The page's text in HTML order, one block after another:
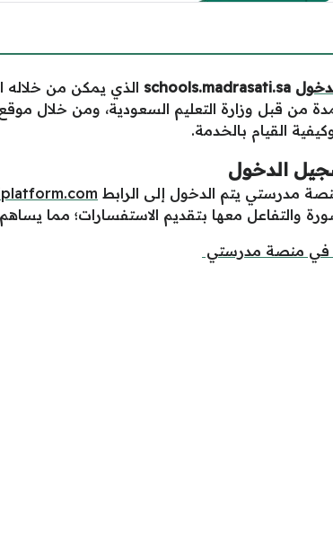
الذي يمكن من خلاله
من قبل وزارة التعليم السعودية، ومن خلال موقع
القيام بالخدمة.
الدخول
مدرستي يتم الدخول إلى الرابط
والتفاعل معها بتقديم الاستفسارات؛ مما
في منصة مدرستي